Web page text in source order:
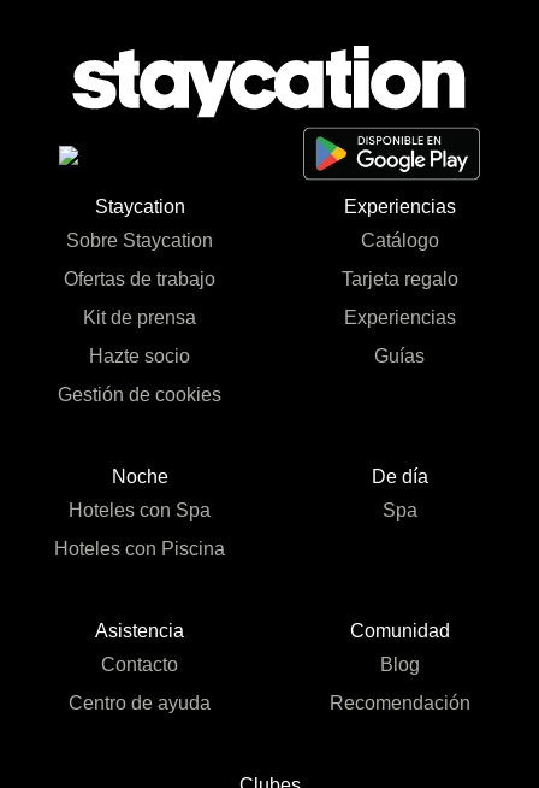
Staycation
Sobre Staycation
Ofertas de trabajo
Kit de prensa
Hazte socio
Gestión de cookies
Experiencias
Catálogo
Tarjeta regalo
Experiencias
Guías
Noche
Hoteles con Spa
Hoteles con Piscina
De día
Spa
Asistencia
Contacto
Centro de ayuda
Comunidad
Blog
Recomendación